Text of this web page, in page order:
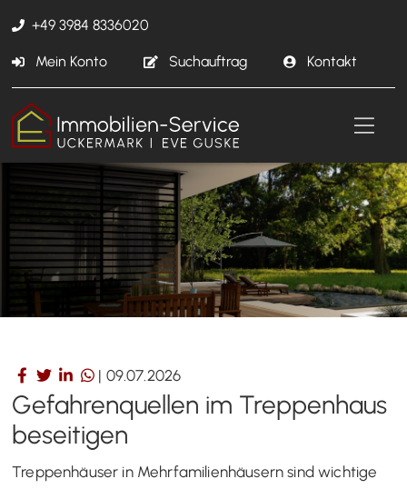
+49 3984 8336020
Mein Konto Suchauftrag Kontakt
| 09.07.2026
Gefahrenquellen im Treppenhaus
beseitigen
Treppenhäuser in Mehrfamilienhäusern sind wichtige